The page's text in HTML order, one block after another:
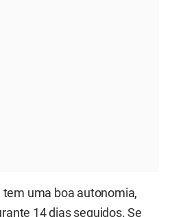
tem uma boa autonomia,
14 dias seguidos. Se